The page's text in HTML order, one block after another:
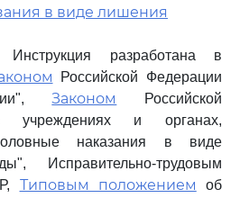
в виде лишения
разработана в
Российской Федерации
Законом
Российской
учреждениях и органах,
наказания в виде
Исправительно-трудовым
Типовым положением
об